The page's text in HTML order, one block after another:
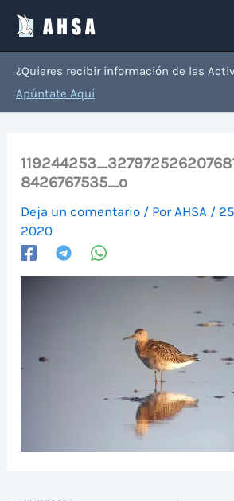
contenido
¿Quieres recibir información de las
Apúntate Aquí
8426767535_o
Deja un comentario / Por AHSA /
2020